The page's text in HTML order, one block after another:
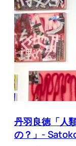
丹羽良徳「人
の？」-